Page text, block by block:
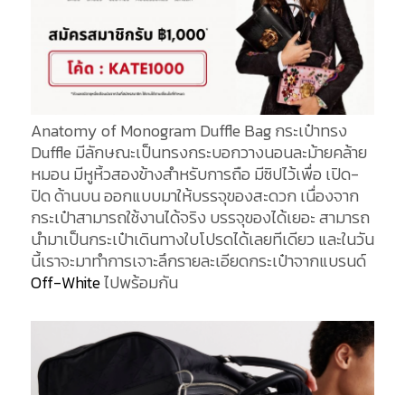
Anatomy of Monogram Duffle Bag กระเป๋าทรง
Duffle มีลักษณะเป็นทรงกระบอกวางนอนละม้ายคล้าย
หมอน มีหูหิ้วสองข้างสำหรับการถือ มีซิปไว้เพื่อ เปิด-
ปิด ด้านบน ออกแบบมาให้บรรจุของสะดวก เนื่องจาก
กระเป๋าสามารถใช้งานได้จริง บรรจุของได้เยอะ สามารถ
นำมาเป็นกระเป๋าเดินทางใบโปรดได้เลยทีเดียว และในวัน
นี้เราจะมาทำการเจาะลึกรายละเอียดกระเป๋าจากแบรนด์
Off-Whiteไปพร้อมกัน